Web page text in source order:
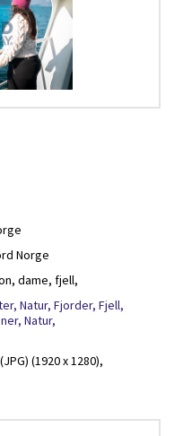
Norge
dame, fjell,
Natur, Fjorder, Fjell,
Natur,
(1920 x 1280),